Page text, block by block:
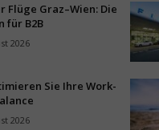
Flüge Graz–Wien: Die
für B2B
2026
Sie Ihre Work-
2026